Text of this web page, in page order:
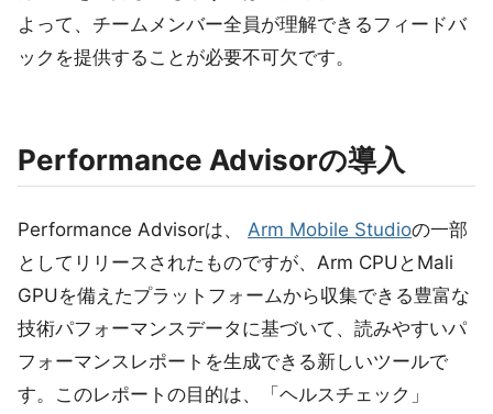
よって、チームメンバー全員が理解できるフィードバ
ックを提供することが必要不可欠です。
Performance Advisorの導入
Performance Advisorは、 Arm Mobile Studioの一部
としてリリースされたものですが、Arm CPUとMali
GPUを備えたプラットフォームから収集できる豊富な
技術パフォーマンスデータに基づいて、読みやすいパ
フォーマンスレポートを生成できる新しいツールで
す。このレポートの目的は、「ヘルスチェック」